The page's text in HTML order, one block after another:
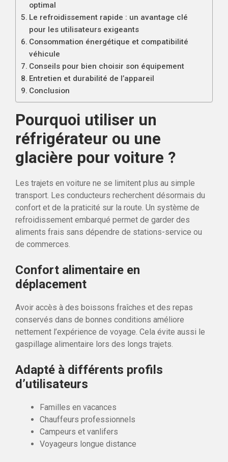
optimal
Le refroidissement rapide : un avantage clé
pour les utilisateurs exigeants
Consommation énergétique et compatibilité
véhicule
Conseils pour bien choisir son équipement
Entretien et durabilité de l’appareil
Conclusion
Pourquoi utiliser un
réfrigérateur ou une
glacière pour voiture ?
Les trajets en voiture ne se limitent plus au simple
transport. Les conducteurs recherchent désormais du
confort et de la praticité sur la route. Un système de
refroidissement embarqué permet de garder des
aliments frais sans dépendre de stations-service ou
de commerces.
Confort alimentaire en
déplacement
Avoir accès à des boissons fraîches et des repas
conservés dans de bonnes conditions améliore
nettement l’expérience de voyage. Cela évite aussi le
gaspillage alimentaire lors des longs trajets.
Adapté à différents profils
d’utilisateurs
Familles en vacances
Chauffeurs professionnels
Campeurs et vanlifers
Voyageurs longue distance